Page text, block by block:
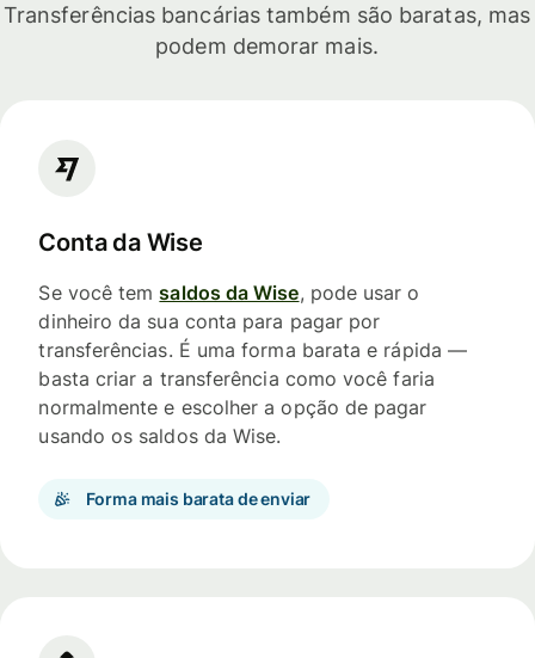
Transferências bancárias também são baratas, mas
podem demorar mais.
Conta da Wise
Se você temsaldos da Wise, pode usar o
dinheiro da sua conta para pagar por
transferências. É uma forma barata e rápida —
basta criar a transferência como você faria
normalmente e escolher a opção de pagar
usando os saldos da Wise.
Forma mais barata de enviar